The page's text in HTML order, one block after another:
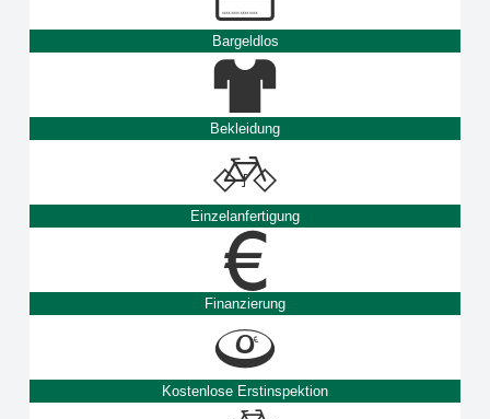
Bargeldlos
Bekleidung
Einzelanfertigung
Finanzierung
Kostenlose Erstinspektion